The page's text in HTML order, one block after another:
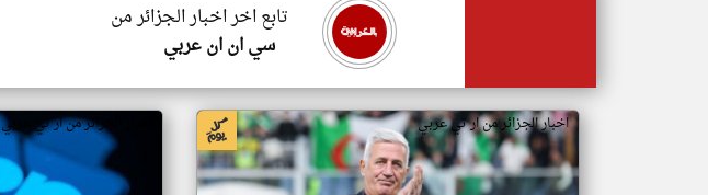
تابع اخر اخبار الجزائر من
سي ان ان عربي
اخبار الجزائر من ار تي عربي اخبار الجزائر من ار تي عربي